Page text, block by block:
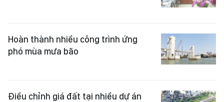
Hoàn thành nhiều công trình ứng
phó mùa mưa bão
Điều chỉnh giá đất tại nhiều dự án